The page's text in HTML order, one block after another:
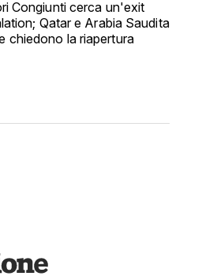
Congiunti cerca un'exit
Qatar e Arabia Saudita
chiedono la riapertura